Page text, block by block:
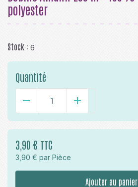
polyester
Stock : 6
Quantité
- +
3,90 € TTC
3,90 € par Pièce
Ajouter au panier